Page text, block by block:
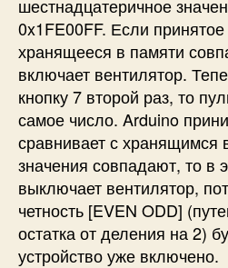
шестнадцатеричное
0x1FE00FF. Если
хранящееся в памяти
включает вентилятор.
кнопку 7 второй раз, то
самое число. Arduino
сравнивает с хранящимся
значения совпадают, то в
выключает вентилятор,
четность [EVEN ODD]
остатка от деления на 2)
устройство уже включено.